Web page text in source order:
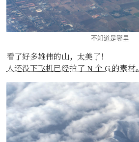
不知道是哪里
看了好多雄伟的山，太美了！
人还没下飞机已经拍了 N 个 G 的素材。